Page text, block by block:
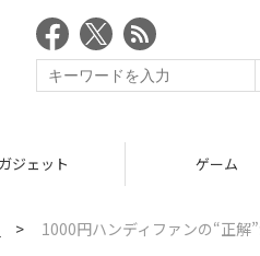
ガジェット ゲーム
> 1000円ハンディファンの“正